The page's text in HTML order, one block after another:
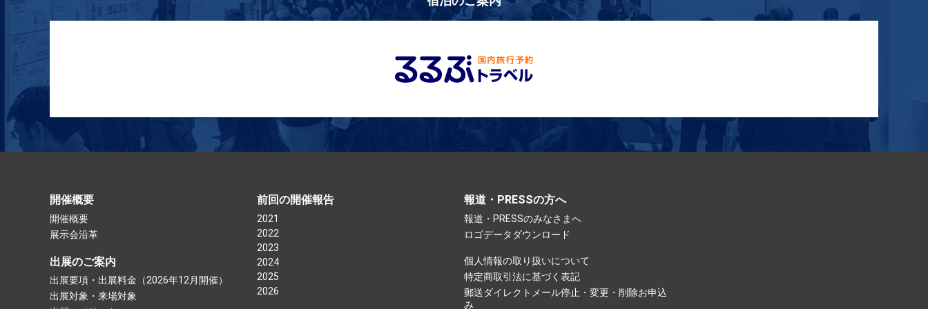
開催概要
開催概要
展示会沿革
出展のご案内
出展要項・出展料金（2026年12月開催）
出展対象・来場対象
前回の開催報告
2021
2022
2023
2024
2025
2026
報道・PRESSの方へ
報道・PRESSのみなさまへ
ロゴデータダウンロード
個人情報の取り扱いについて
特定商取引法に基づく表記
郵送ダイレクトメール停止・変更・削除お申込
み